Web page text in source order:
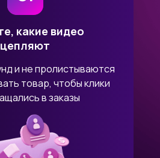
и не пролистываются
товар, чтобы клики
в заказы
какие видео
цепляют